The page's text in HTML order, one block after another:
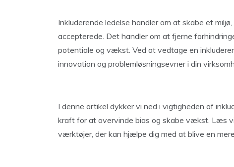
Inkluderende ledelse handler om at skabe et
accepterede. Det handler om at fjerne
potentiale og vækst. Ved at vedtage en
innovation og problemløsningsevner i din
I denne artikel dykker vi ned i vigtigheden af
kraft for at overvinde bias og skabe vækst. Læs
værktøjer, der kan hjælpe dig med at blive en